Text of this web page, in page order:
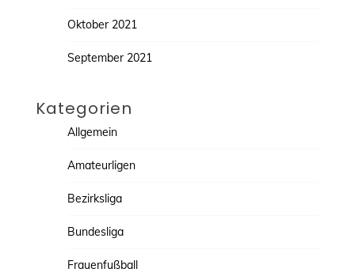
Oktober 2021
September 2021
Kategorien
Allgemein
Amateurligen
Bezirksliga
Bundesliga
Frauenfußball